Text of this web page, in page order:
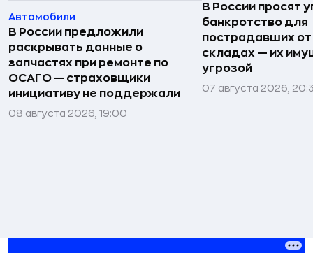
Автомобили
В России предложили
раскрывать данные о
запчастях при ремонте по
ОСАГО — страховщики
инициативу не поддержали
08 августа 2026, 19:00
В России просят
банкротство для
пострадавших
складах — их
угрозой
07 августа 2026,